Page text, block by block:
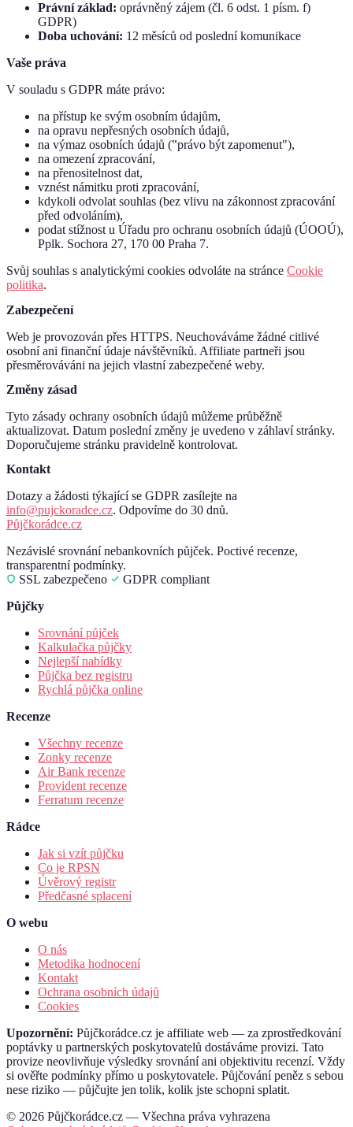
Právní základ: oprávněný zájem (čl. 6 odst. 1 písm. f)
GDPR)
Doba uchování: 12 měsíců od poslední komunikace
Vaše práva
V souladu s GDPR máte právo:
na přístup ke svým osobním údajům,
na opravu nepřesných osobních údajů,
na výmaz osobních údajů (‟právo být zapomenut"),
na omezení zpracování,
na přenositelnost dat,
vznést námitku proti zpracování,
kdykoli odvolat souhlas (bez vlivu na zákonnost zpracování
před odvoláním),
podat stížnost u Úřadu pro ochranu osobních údajů (ÚOOÚ),
Pplk. Sochora 27, 170 00 Praha 7.
Svůj souhlas s analytickými cookies odvoláte na stránce Cookie
politika.
Zabezpečení
Web je provozován přes HTTPS. Neuchováváme žádné citlivé
osobní ani finanční údaje návštěvníků. Affiliate partneři jsou
přesměrováváni na jejich vlastní zabezpečené weby.
Změny zásad
Tyto zásady ochrany osobních údajů můžeme průběžně
aktualizovat. Datum poslední změny je uvedeno v záhlaví stránky.
Doporučujeme stránku pravidelně kontrolovat.
Kontakt
Dotazy a žádosti týkající se GDPR zasílejte na
info@pujckoradce.cz. Odpovíme do 30 dnů.
Půjčkorádce.cz
Nezávislé srovnání nebankovních půjček. Poctivé recenze,
transparentní podmínky.
SSL zabezpečeno
GDPR compliant
Půjčky
Srovnání půjček
Kalkulačka půjčky
Nejlepší nabídky
Půjčka bez registru
Rychlá půjčka online
Recenze
Všechny recenze
Zonky recenze
Air Bank recenze
Provident recenze
Ferratum recenze
Rádce
Jak si vzít půjčku
Co je RPSN
Úvěrový registr
Předčasné splacení
O webu
O nás
Metodika hodnocení
Kontakt
Ochrana osobních údajů
Cookies
Upozornění: Půjčkorádce.cz je affiliate web — za zprostředkování
poptávky u partnerských poskytovatelů dostáváme provizi. Tato
provize neovlivňuje výsledky srovnání ani objektivitu recenzí. Vždy
si ověřte podmínky přímo u poskytovatele. Půjčování peněz s sebou
nese riziko — půjčujte jen tolik, kolik jste schopni splatit.
© 2026 Půjčkorádce.cz — Všechna práva vyhrazena